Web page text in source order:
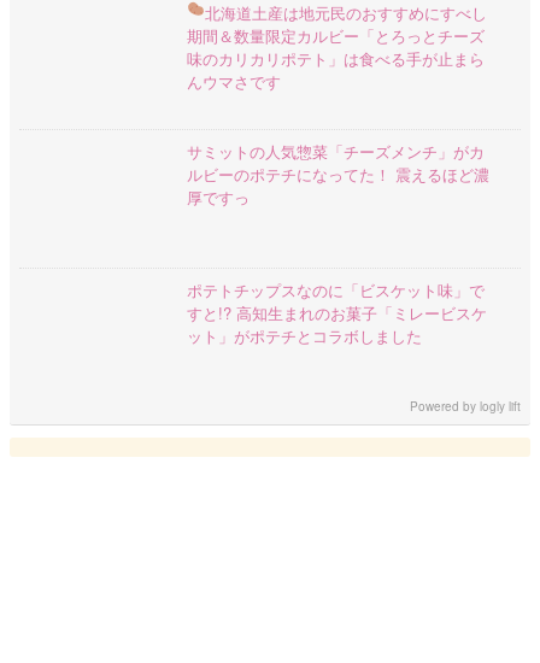
北海道土産は地元民のおすすめにすべし
期間＆数量限定カルビー「とろっとチーズ
味のカリカリポテト」は食べる手が止まら
んウマさです
サミットの人気惣菜「チーズメンチ」がカ
ルビーのポテチになってた！ 震えるほど濃
厚ですっ
ポテトチップスなのに「ビスケット味」で
すと!? 高知生まれのお菓子「ミレービスケ
ット」がポテチとコラボしました
Powered bylogly lift